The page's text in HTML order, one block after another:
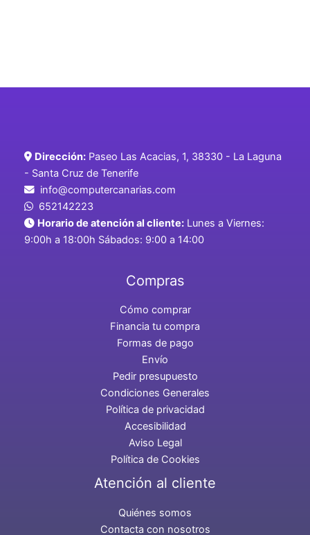
Dirección: Paseo Las Acacias, 1, 38330 - La Laguna
- Santa Cruz de Tenerife
info@computercanarias.com
652142223
Horario de atención al cliente: Lunes a Viernes:
9:00h a 18:00h Sábados: 9:00 a 14:00
Compras
Cómo comprar
Financia tu compra
Formas de pago
Envío
Pedir presupuesto
Condiciones Generales
Política de privacidad
Accesibilidad
Aviso Legal
Política de Cookies
Atención al cliente
Quiénes somos
Contacta con nosotros